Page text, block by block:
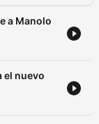
a Manolo
el nuevo